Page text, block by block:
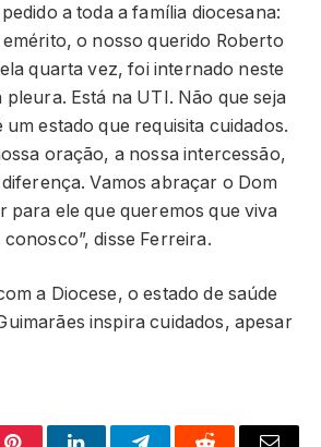
a toda a família diocesana:
o nosso querido Roberto
quarta vez, foi internado neste
pleura. Está na UTI. Não que seja
um estado que requisita cuidados.
oração, a nossa intercessão,
Vamos abraçar o Dom
para ele que queremos que viva
disse Ferreira.
a Diocese, o estado de saúde
inspira cuidados, apesar